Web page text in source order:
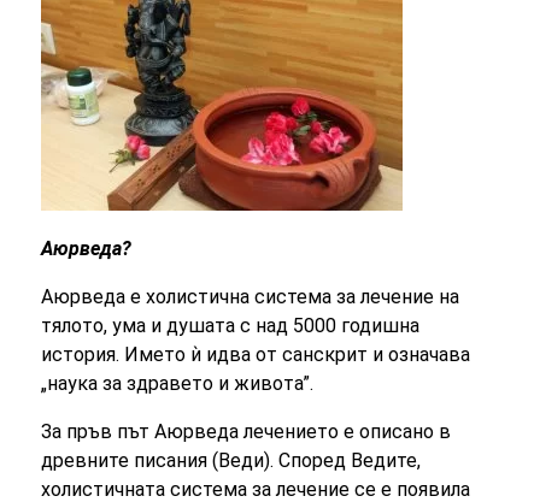
Аюрведа?
Аюрведа е холистична система за лечение на
тялото, ума и душата с над 5000 годишна
история. Името ѝ идва от санскрит и означава
„наука за здравето и живота”.
За пръв път Аюрведа лечението е описано в
древните писания (Веди). Според Ведите,
холистичната система за лечение се е появила